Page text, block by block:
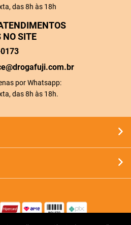
NO SITE
por Whatsapp:
das 8h às 18h.
das 8h às 18h